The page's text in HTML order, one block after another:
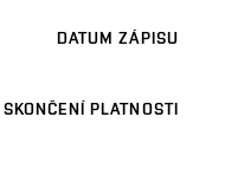
DATUM ZÁPISU
PLATNOSTI